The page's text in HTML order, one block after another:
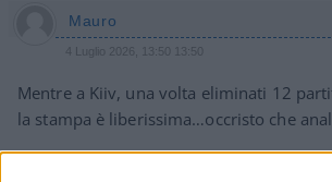
Mauro
4 Luglio 2026, 13:50 13:50
Mentre a Kiiv, una volta eliminati 12
la stampa è liberissima…occristo che